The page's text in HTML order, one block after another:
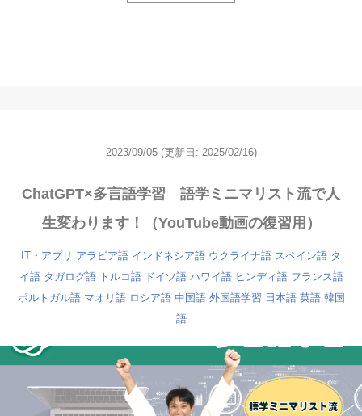
2023/09/05 (更新日: 2025/02/16)
ChatGPT×多言語学習 語学ミニマリスト流で人
生変わります！（YouTube動画の復習用）
IT・アプリ アラビア語 インドネシア語 ウクライナ語 スペイン語 タ
イ語 タガログ語 トルコ語 ドイツ語 ハワイ語 ヒンディ語 フランス語
ポルトガル語 マオリ語 ロシア語 中国語 外国語学習 日本語 英語 韓国
語